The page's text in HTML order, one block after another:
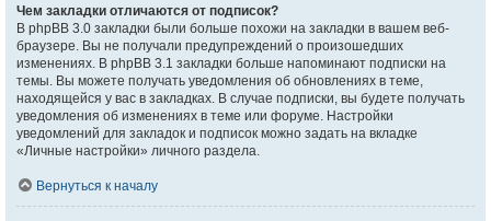
Чем закладки отличаются от подписок?
В phpBB 3.0 закладки были больше похожи на закладки в вашем веб-
браузере. Вы не получали предупреждений о произошедших
изменениях. В phpBB 3.1 закладки больше напоминают подписки на
темы. Вы можете получать уведомления об обновлениях в теме,
находящейся у вас в закладках. В случае подписки, вы будете получать
уведомления об изменениях в теме или форуме. Настройки
уведомлений для закладок и подписок можно задать на вкладке
«Личные настройки» личного раздела.
Вернуться к началу